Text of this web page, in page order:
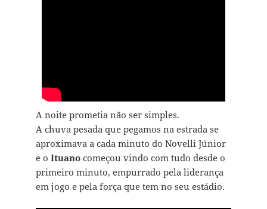
A noite prometia não ser simples.
A chuva pesada que pegamos na estrada se
aproximava a cada minuto do Novelli Júnior
e o Ituanocomeçou vindo com tudo desde o
primeiro minuto, empurrado pela liderança
em jogo e pela força que tem no seu estádio.